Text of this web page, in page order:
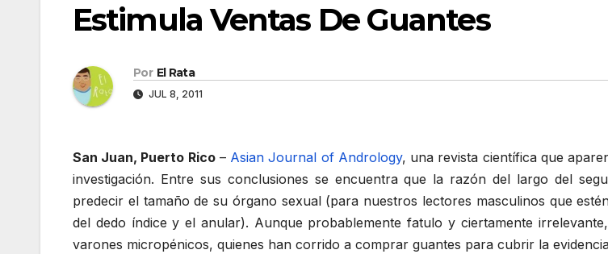
Estimula Ventas De Guantes
Por El Rata
JUL 8, 2011
San Juan, Puerto Rico– Asian Journal of Andrology, una revista científica que
investigación. Entre sus conclusiones se encuentra que la razón del largo del
predecir el tamaño de su órgano sexual (para nuestros lectores masculinos que
del dedo índice y el anular). Aunque probablemente fatulo y ciertamente
varones micropénicos, quienes han corrido a comprar guantes para cubrir la